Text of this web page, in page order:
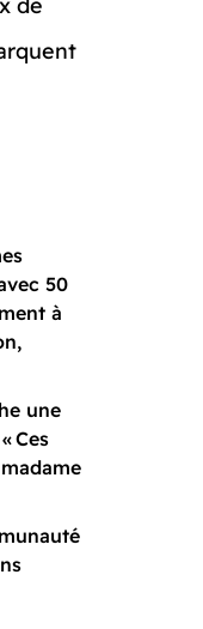
50
à
une
Ces